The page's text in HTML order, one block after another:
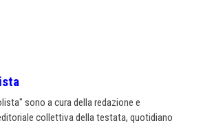
sono a cura della redazione e
collettiva della testata, quotidiano